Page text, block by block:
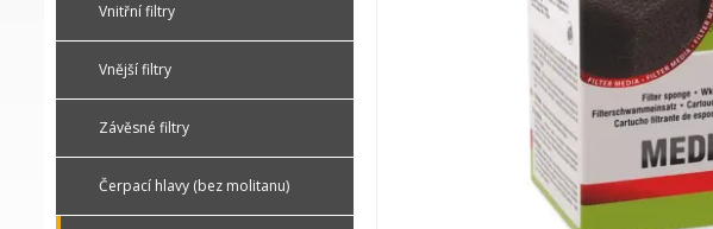
Vnitřní filtry
Vnější filtry
Závěsné filtry
Čerpací hlavy (bez molitanu)